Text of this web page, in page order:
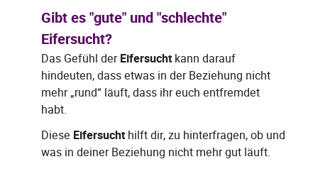
Gibt es "gute" und "schlechte"
Eifersucht?
Das Gefühl derEifersuchtkann darauf
hindeuten, dass etwas in der Beziehung nicht
mehr „rund“ läuft, dass ihr euch entfremdet
habt.
Diese Eifersuchthilft dir, zu hinterfragen, ob und
was in deiner Beziehung nicht mehr gut läuft.